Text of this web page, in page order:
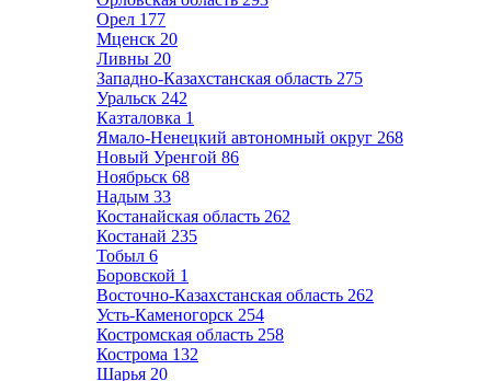
Орел 177
Мценск 20
Ливны 20
Западно-Казахстанская область 275
Уральск 242
Казталовка 1
Ямало-Ненецкий автономный округ 268
Новый Уренгой 86
Ноябрьск 68
Надым 33
Костанайская область 262
Костанай 235
Тобыл 6
Боровской 1
Восточно-Казахстанская область 262
Усть-Каменогорск 254
Костромская область 258
Кострома 132
Шарья 20